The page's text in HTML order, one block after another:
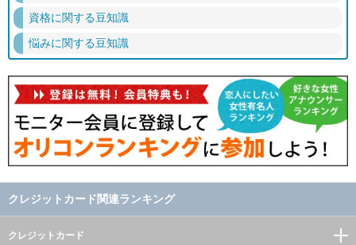
資格に関する豆知識
悩みに関する豆知識
クレジットカード関連ランキング
クレジットカード